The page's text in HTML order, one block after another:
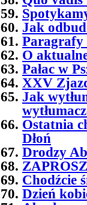
Jak
Paragrafy
O
Pałac w
XXV
Jak
Ostatnia
Dłoń
Drodzy
Chodźcie
Dzień